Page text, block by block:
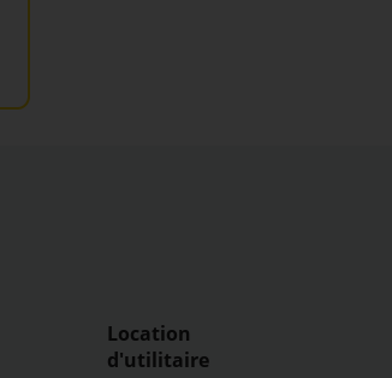
Location
d'utilitaire